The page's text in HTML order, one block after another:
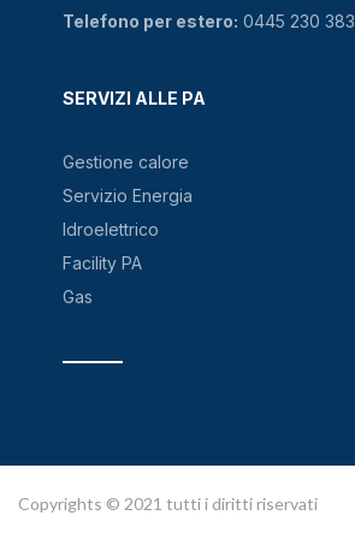
SERVIZI ALLE PA
Gestione calore
Servizio Energia
Idroelettrico
Facility PA
Gas
Telefono per estero: 0445 230 383
Copyrights © 2021 tutti i diritti riservati